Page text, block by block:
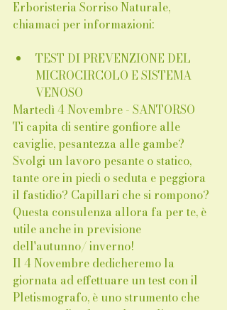
Erboristeria Sorriso Naturale,
chiamaci per informazioni:
TEST DI PREVENZIONE DEL
MICROCIRCOLO E SISTEMA
VENOSO
Martedì 4 Novembre - SANTORSO
Ti capita di sentire gonfiore alle
caviglie, pesantezza alle gambe?
Svolgi un lavoro pesante o statico,
tante ore in piedi o seduta e peggiora
il fastidio? Capillari che si rompono?
Questa consulenza allora fa per te, è
utile anche in previsione
dell'autunno/ inverno!
Il 4 Novembre dedicheremo la
giornata ad effettuare un test con il
Pletismografo, è uno strumento che